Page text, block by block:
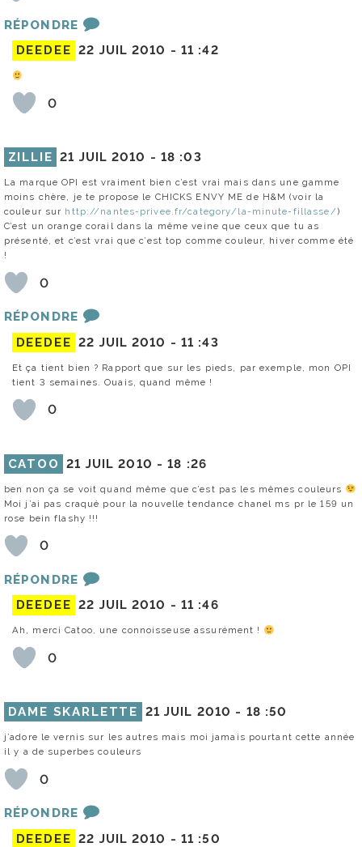
RÉPONDRE
DEEDEE 22 JUIL 2010 - 11 :42
0
ZILLIE 21 JUIL 2010 - 18 :03
La marque OPI est vraiment bien c’est vrai mais dans une gamme
moins chère, je te propose le CHICKS ENVY ME de H&M (voir la
couleur sur http://nantes-privee.fr/category/la-minute-fillasse/)
C’est un orange corail dans la même veine que ceux que tu as
présenté, et c’est vrai que c’est top comme couleur, hiver comme été
!
0
RÉPONDRE
DEEDEE 22 JUIL 2010 - 11 :43
Et ça tient bien ? Rapport que sur les pieds, par exemple, mon OPI
tient 3 semaines. Ouais, quand même !
0
CATOO 21 JUIL 2010 -18 :26
ben non ça se voit quand même que c’est pas les mêmes couleurs
Moi j’ai pas craqué pour la nouvelle tendance chanel ms pr le 159 un
rose bein flashy !!!
0
RÉPONDRE
DEEDEE 22 JUIL 2010 - 11 :46
Ah, merci Catoo, une connoisseuse assurément !
0
DAME SKARLETTE 21 JUIL 2010 - 18 :50
j’adore le vernis sur les autres mais moi jamais pourtant cette année
il y a de superbes couleurs
0
RÉPONDRE
DEEDEE 22 JUIL 2010 - 11 :50